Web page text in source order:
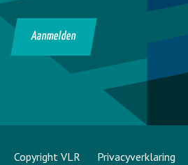
Aanmelden
Copyright VLR Privacyverklaring